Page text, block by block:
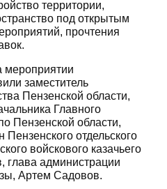
территории,
под открытым
прочтения
мероприятии
заместитель
Пензенской области,
Главного
Пензенской области,
отдельского
войскового казачьего
глава администрации
Артем Садовов.